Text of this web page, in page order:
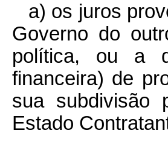
a) os juros
Governo do
política, ou a
financeira) de
sua subdivisão
Estado